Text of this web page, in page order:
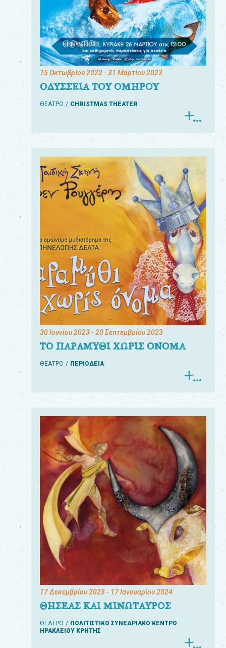
15 Οκτωβρίου 2022- 31 Μαρτίου 2023
ΟΔΥΣΣΕΙΑ ΤΟΥ ΟΜΗΡΟΥ
ΘΕΑΤΡΟ CHRISTMAS THEATER
30 Ιουνίου 2023- 20 Σεπτεμβρίου 2023
ΤΟ ΠΑΡΑΜΥΘΙ ΧΩΡΙΣ ΟΝΟΜΑ
ΘΕΑΤΡΟ ΠΕΡΙΟΔΕΙΑ
17 Δεκεμβρίου 2023- 17 Ιανουαρίου 2024
ΘΗΣΕΑΣ ΚΑΙ ΜΙΝΩΤΑΥΡΟΣ
ΘΕΑΤΡΟ
ΠΟΛΙΤΙΣΤΙΚΟ ΣΥΝΕΔΡΙΑΚΟ ΚΕΝΤΡΟ
ΗΡΑΚΛΕΙΟΥ ΚΡΗΤΗΣ